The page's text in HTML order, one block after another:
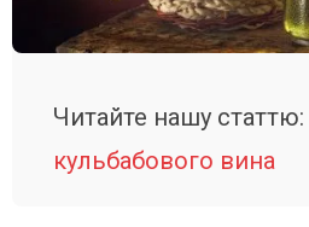
Читайте нашу статтю:
кульбабового вина